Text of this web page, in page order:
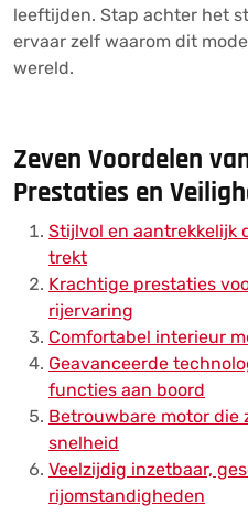
leeftijden. Stap achter het
ervaar zelf waarom dit
wereld.
Zeven Voordelen
Prestaties en
Stijlvol en aantrekkelijk
trekt
Krachtige prestaties
rijervaring
Comfortabel interieur
Geavanceerde
functies aan boord
Betrouwbare motor die
snelheid
Veelzijdig inzetbaar,
rijomstandigheden